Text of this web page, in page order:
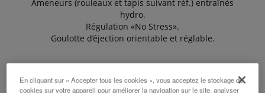
Ameneurs (rouleaux et tapis suivant réf.) entraînés
hydro.
Régulation «No Stress».
Goulotte d’éjection orientable et réglable.
DEMANDER UN DEVIS
En cliquant sur « Accepter tous les cookies », vous acceptez le stockage de
cookies sur votre appareil pour améliorer la navigation sur le site, analyser